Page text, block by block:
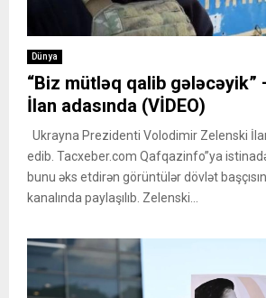
Dünya
“Biz mütləq qalib gələcəyik”
İlan adasında (VİDEO)
Ukrayna Prezidenti Volodimir Zelenski
edib. Tacxeber.com Qafqazinfo”ya
bunu əks etdirən görüntülər dövlət
kanalında paylaşılıb. Zelenski...